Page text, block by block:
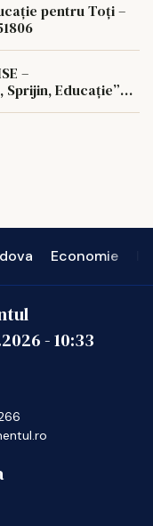
pentru Toți –
–
Educație”
Economie
-10:33